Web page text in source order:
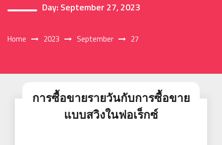
Day: September 27, 2023
Home 2023 September 27
การซื้อขายรายวันกับการซื้อขาย
แบบสวิงในฟอเร็กซ์